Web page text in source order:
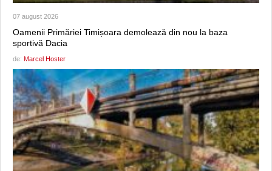
07 august 2026
Oamenii Primăriei Timișoara demolează din nou la baza
sportivă Dacia
de: Marcel Hoster